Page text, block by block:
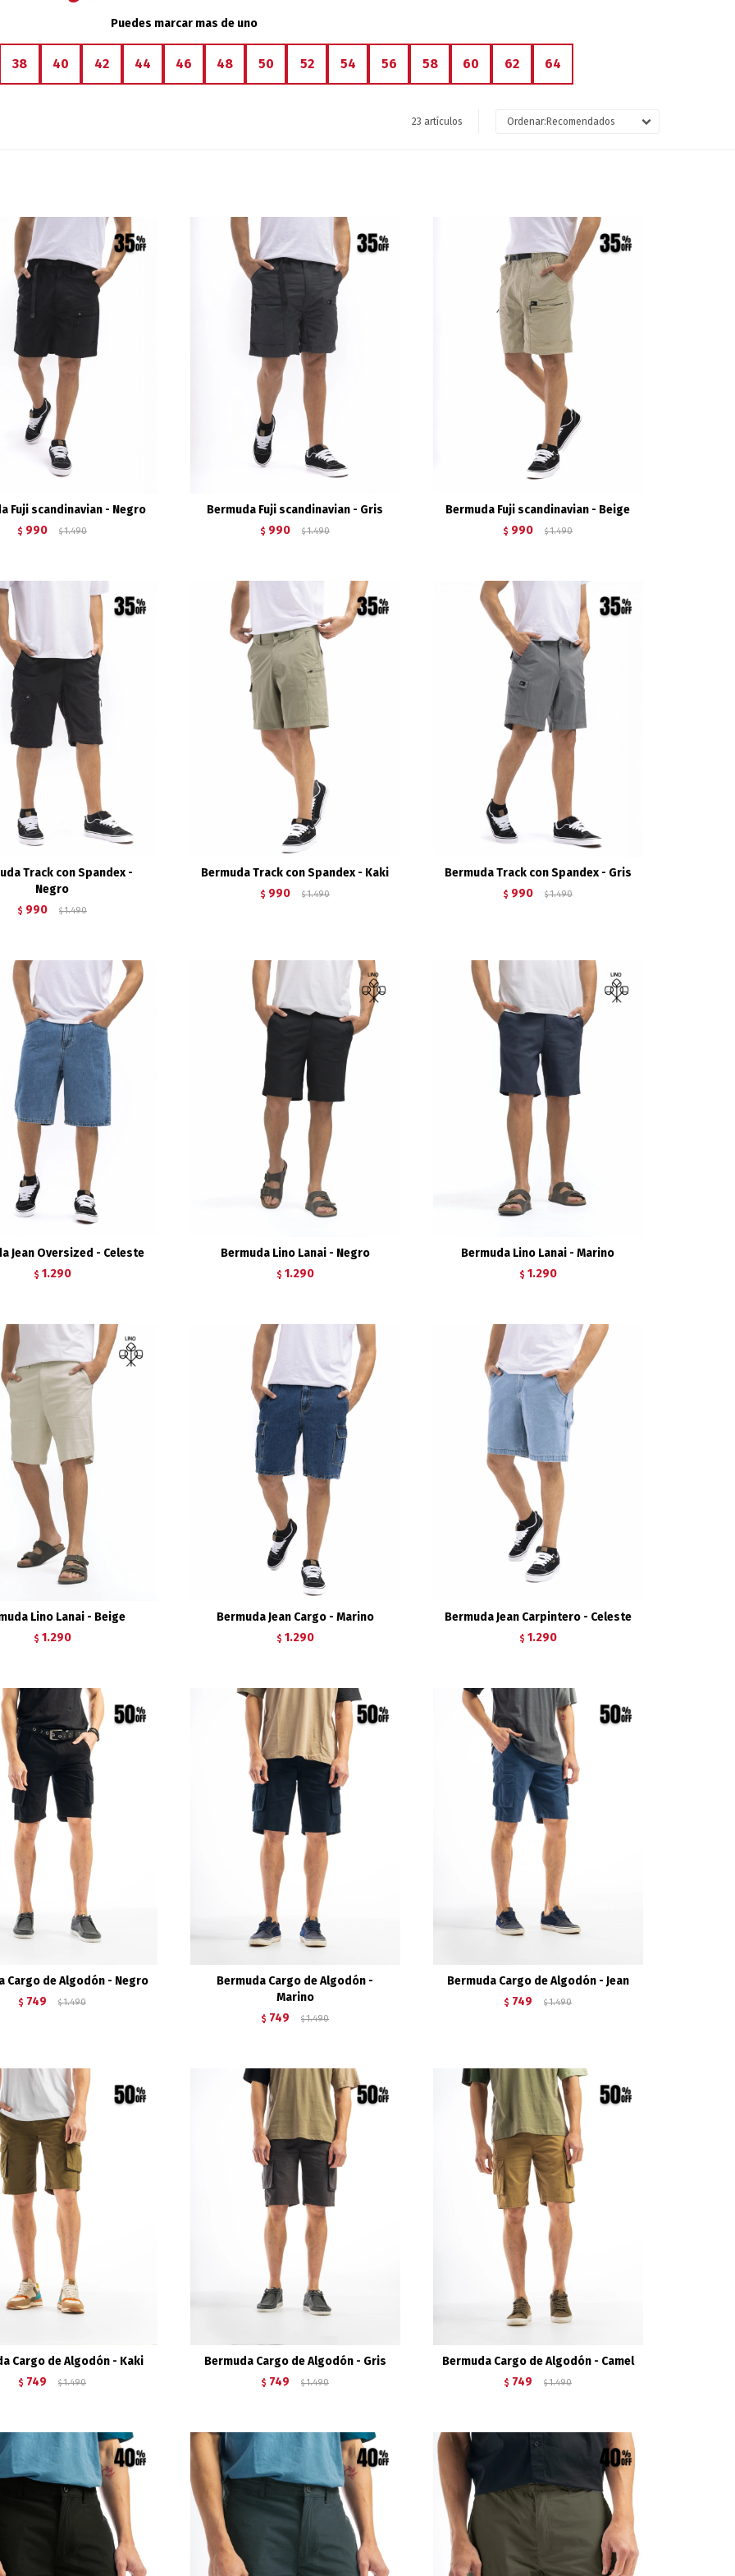
Puedes marcar mas de uno
38 40 42 44 46 48 50 52 54 56 58 60 62 64
23 artículos Recomendados
Fuji scandinavian - Negro
$ 990 $ 1.490
Bermuda Fuji scandinavian - Gris
$ 990 $ 1.490
Bermuda Fuji scandinavian - Beige
$ 990 $ 1.490
Track con Spandex -
Negro
$ 990 $ 1.490
Bermuda Track con Spandex - Kaki
$ 990 $ 1.490
Bermuda Track con Spandex - Gris
$ 990 $ 1.490
Jean Oversized - Celeste
$ 1.290
Bermuda Lino Lanai - Negro
$ 1.290
Bermuda Lino Lanai - Marino
$ 1.290
Lino Lanai - Beige
$ 1.290
Bermuda Jean Cargo - Marino
$ 1.290
Bermuda Jean Carpintero - Celeste
$ 1.290
Cargo de Algodón - Negro
$ 749 $ 1.490
Bermuda Cargo de Algodón -
Marino
$ 749 $ 1.490
Bermuda Cargo de Algodón - Jean
$ 749 $ 1.490
Cargo de Algodón - Kaki
$ 749 $ 1.490
Bermuda Cargo de Algodón - Gris
$ 749 $ 1.490
Bermuda Cargo de Algodón - Camel
$ 749 $ 1.490